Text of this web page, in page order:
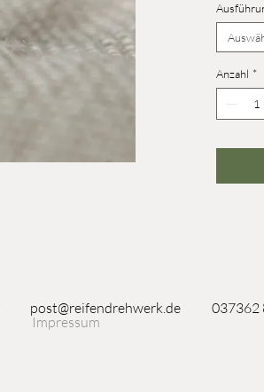
+7 mm)
Anzahl *
Impressum
post@reifendrehwerk.de 037362